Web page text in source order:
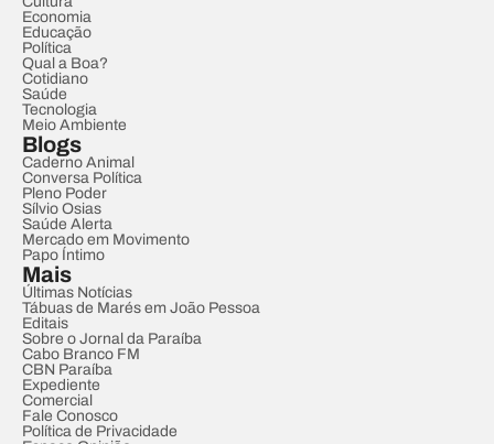
Economia
Educação
Política
Qual a Boa?
Cotidiano
Saúde
Tecnologia
Meio Ambiente
Blogs
Caderno Animal
Conversa Política
Pleno Poder
Sílvio Osias
Saúde Alerta
Mercado em Movimento
Papo Íntimo
Mais
Últimas Notícias
Tábuas de Marés em João Pessoa
Editais
Sobre o Jornal da Paraíba
Cabo Branco FM
CBN Paraíba
Expediente
Comercial
Fale Conosco
Política de Privacidade